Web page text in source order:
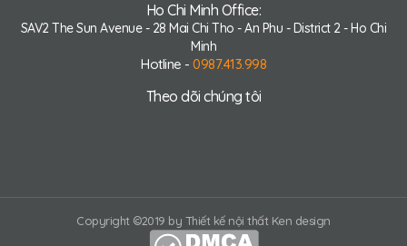
Ho Chi Minh Office:
SAV2 The Sun Avenue - 28 Mai Chi Tho - An Phu - District 2 - Ho Chi
Minh
Hotline - 0987.413.998
Theo dõi chúng tôi
Copyright ©2019 by Thiết kế nội thất Ken design